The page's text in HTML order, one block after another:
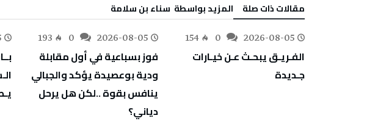
‫مقالات ذات صلة‬ ‫‫المزيد بواسطة‬ ‬ ‬سناء‭ ‬بن‭ ‬سلامة
2026-08-05
154
‬جـديدة
2026-08-05
193
‬دياني؟